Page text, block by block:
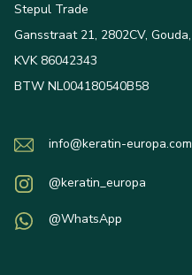
Stepul Trade
Gansstraat 21, 2802CV,
KVK 86042343
BTW NL004180540B58
info@keratin-europa.com
@keratin_europa
@WhatsApp